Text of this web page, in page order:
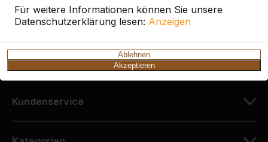
Für weitere Informationen können Sie unsere
Datenschutzerklärung lesen: Anzeigen
Ablehnen
Akzeptieren
+49 212 934 77 25
info@HeBlad.de
Kundenservice